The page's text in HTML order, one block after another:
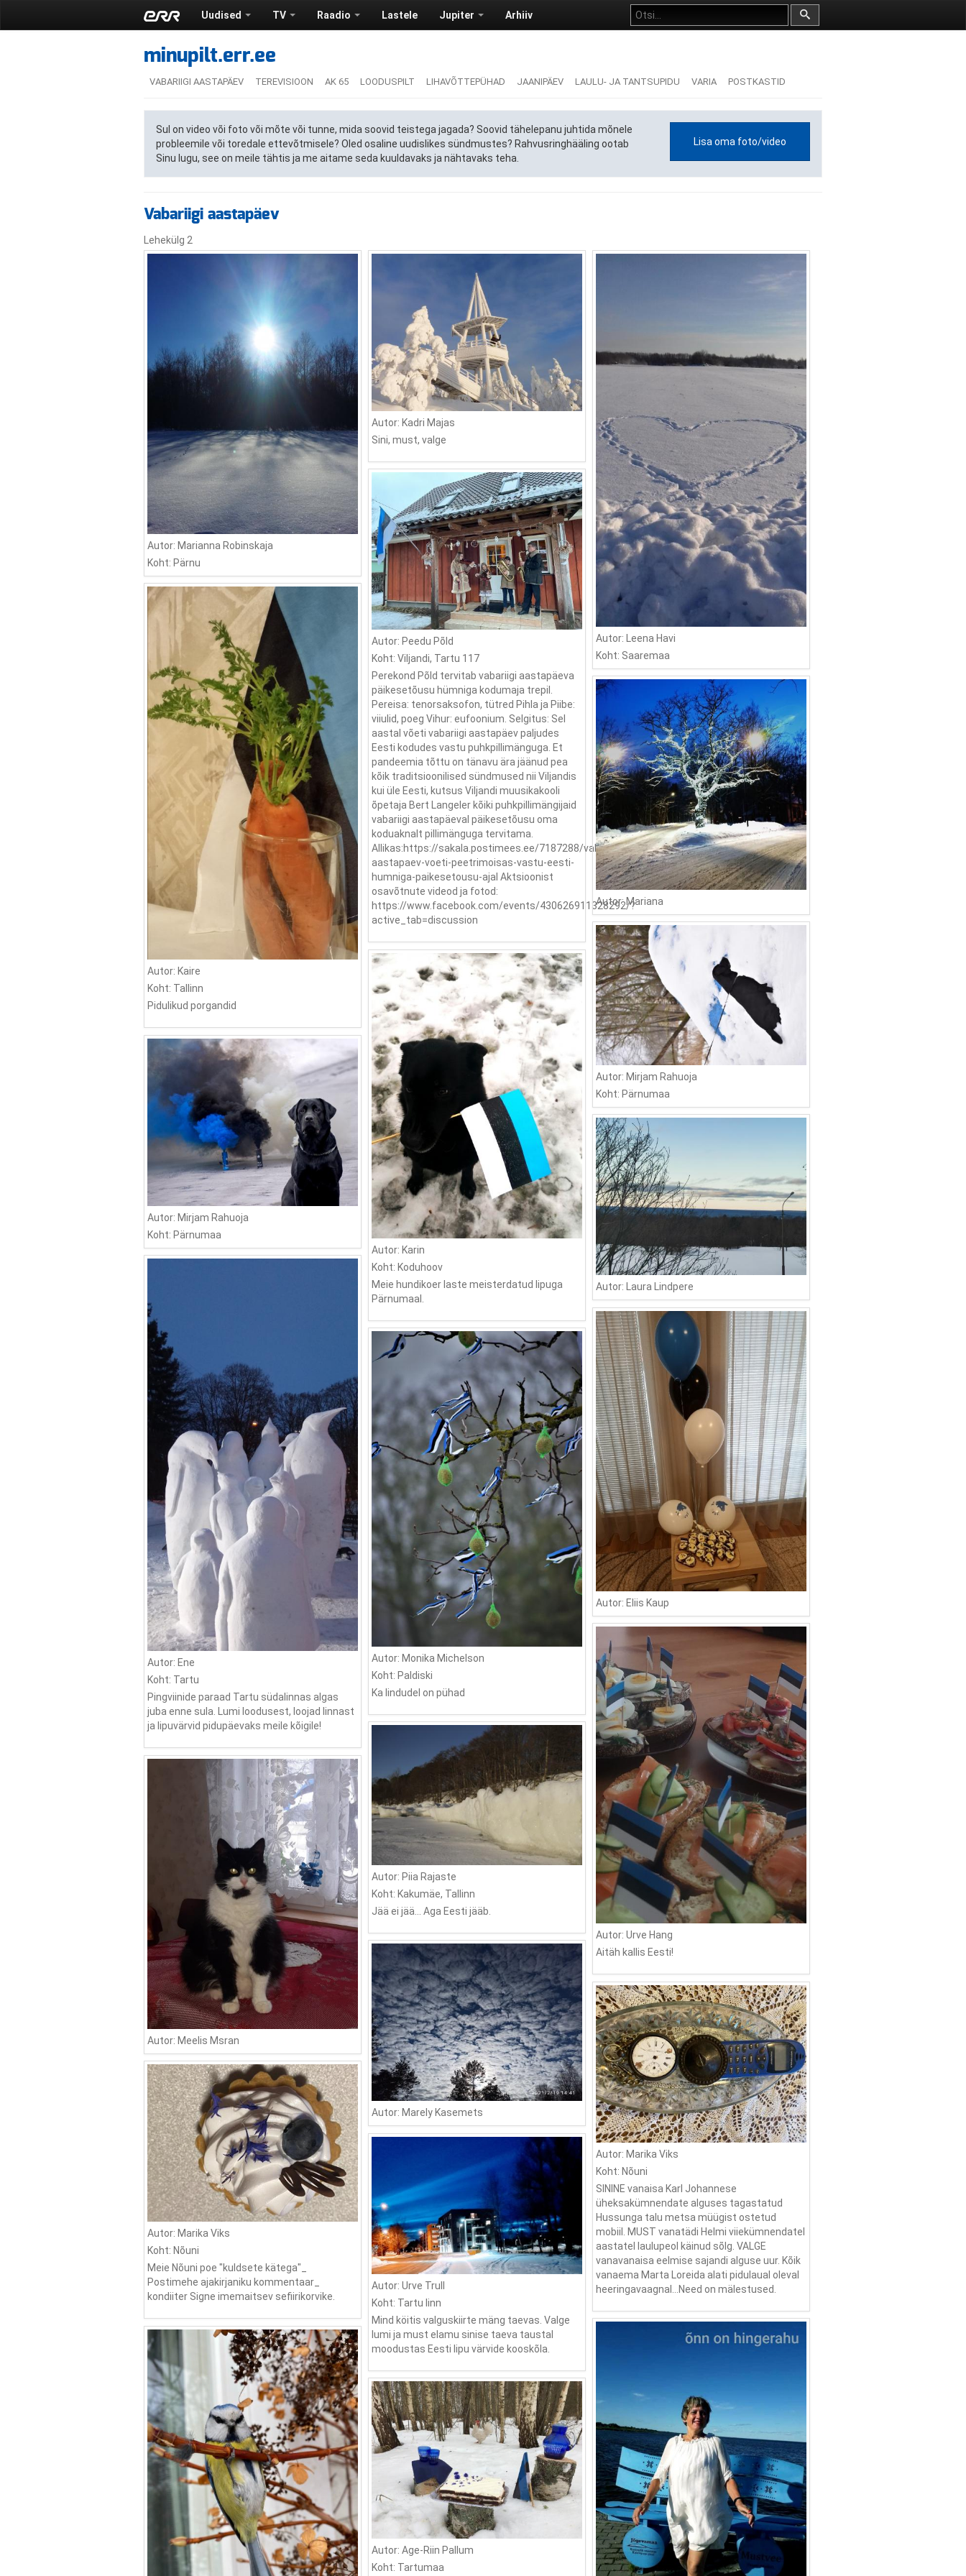
Uudised TV Raadio Lastele Jupiter Arhiiv
minupilt.err.ee
VABARIIGI AASTAPÄEV TEREVISIOON AK 65 LOODUSPILT LIHAVÕTTEPÜHAD JAANIPÄEV LAULU- JA TANTSUPIDU VARIA POSTKASTID
Sul on video või foto või mõte või tunne, mida soovid teistega jagada? Soovid tähelepanu juhtida mõnele
probleemile või toredale ettevõtmisele? Oled osaline uudislikes sündmustes? Rahvusringhääling ootab
Sinu lugu, see on meile tähtis ja me aitame seda kuuldavaks ja nähtavaks teha.
Lisa oma foto/video
Vabariigi aastapäev
Lehekülg 2
Autor: Marianna Robinskaja
Koht: Pärnu
Autor: Kadri Majas
Sini, must, valge
Autor: Leena Havi
Koht: Saaremaa
Autor: Peedu Põld
Koht: Viljandi, Tartu 117
Perekond Põld tervitab vabariigi aastapäeva
päikesetõusu hümniga kodumaja trepil.
Pereisa: tenorsaksofon, tütred Pihla ja Piibe:
viiulid, poeg Vihur: eufoonium. Selgitus: Sel
aastal võeti vabariigi aastapäev paljudes
Eesti kodudes vastu puhkpillimänguga. Et
pandeemia tõttu on tänavu ära jäänud pea
kõik traditsioonilised sündmused nii Viljandis
kui üle Eesti, kutsus Viljandi muusikakooli
õpetaja Bert Langeler kõiki puhkpillimängijaid
vabariigi aastapäeval päikesetõusu oma
koduaknalt pillimänguga tervitama.
Allikas:https://sakala.postimees.ee/7187288/vabariigi-
aastapaev-voeti-peetrimoisas-vastu-eesti-
humniga-paikesetousu-ajal Aktsioonist
osavõtnute videod ja fotod:
https://www.facebook.com/events/430626911328292/?
active_tab=discussion
Autor: Kaire
Koht: Tallinn
Pidulikud porgandid
Autor: Mariana
Autor: Mirjam Rahuoja
Koht: Pärnumaa
Autor: Karin
Koht: Koduhoov
Meie hundikoer laste meisterdatud lipuga
Pärnumaal.
Autor: Mirjam Rahuoja
Koht: Pärnumaa
Autor: Laura Lindpere
Autor: Ene
Koht: Tartu
Pingviinide paraad Tartu südalinnas algas
juba enne sula. Lumi loodusest, loojad linnast
ja lipuvärvid pidupäevaks meile kõigile!
Autor: Eliis Kaup
Autor: Monika Michelson
Koht: Paldiski
Ka lindudel on pühad
Autor: Urve Hang
Aitäh kallis Eesti!
Autor: Piia Rajaste
Koht: Kakumäe, Tallinn
Jää ei jää... Aga Eesti jääb.
Autor: Meelis Msran
Autor: Marely Kasemets
Autor: Marika Viks
Koht: Nõuni
SININE vanaisa Karl Johannese
üheksakümnendate alguses tagastatud
Hussunga talu metsa müügist ostetud
mobiil. MUST vanatädi Helmi viiekümnendatel
aastatel laulupeol käinud sõlg. VALGE
vanavanaisa eelmise sajandi alguse uur. Kõik
vanaema Marta Loreida alati pidulaual oleval
heeringavaagnal...Need on mälestused.
Autor: Marika Viks
Koht: Nõuni
Meie Nõuni poe "kuldsete kätega"_
Postimehe ajakirjaniku kommentaar_
kondiiter Signe imemaitsev sefiirikorvike.
Autor: Urve Trull
Koht: Tartu linn
Mind köitis valguskiirte mäng taevas. Valge
lumi ja must elamu sinise taeva taustal
moodustas Eesti lipu värvide kooskõla.
Autor: Age-Riin Pallum
Koht: Tartumaa